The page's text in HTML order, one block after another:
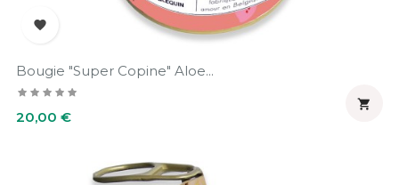

Bougie "Super Copine" Aloe...
Prix
20,00 €
